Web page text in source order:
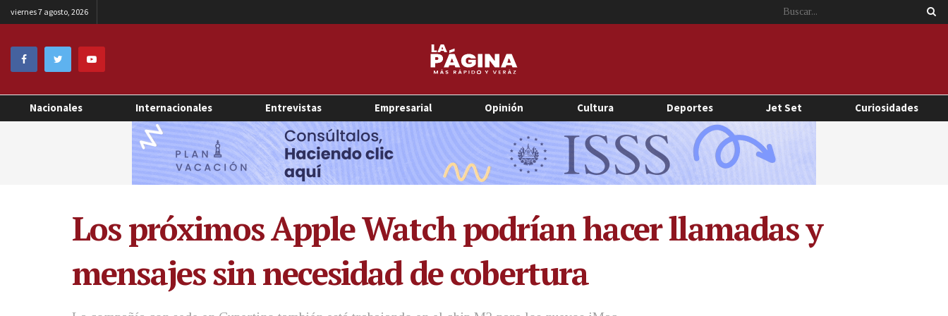
viernes 7 agosto, 2026
Nacionales Internacionales Entrevistas Empresarial Opinión Cultura Deportes Jet Set Curiosidades
Los próximos Apple Watch podrían hacer llamadas y
mensajes sin necesidad de cobertura